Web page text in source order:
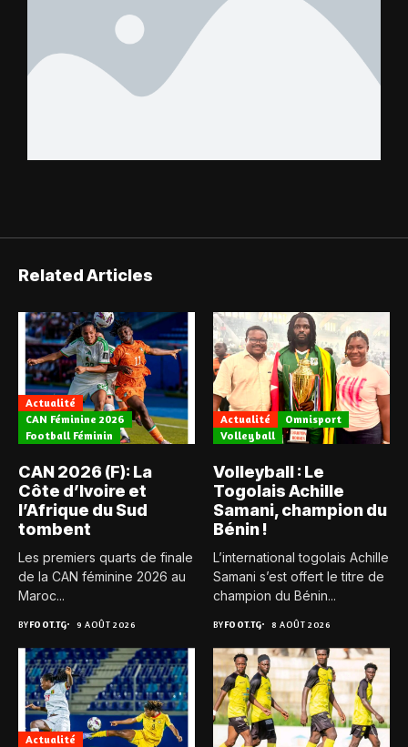
Related Articles
Actualité
CAN Féminine 2026
Football Féminin
CAN 2026 (F): La
Côte d’Ivoire et
l’Afrique du Sud
tombent
Les premiers quarts de finale
de la CAN féminine 2026 au
Maroc...
BYFOOT.TG 9 AOÛT 2026
Actualité
Omnisport
Volleyball
Volleyball : Le
Togolais Achille
Samani, champion du
Bénin !
L’international togolais Achille
Samani s’est offert le titre de
champion du Bénin...
BYFOOT.TG 8 AOÛT 2026
Actualité